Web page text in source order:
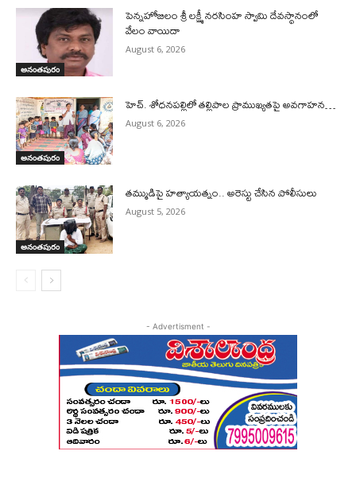
అనంతపురం
పెన్నహోబిలం శ్రీ లక్ష్మీ నరసింహ స్వామి దేవస్థానంలో
వేలం వాయిదా
August 6, 2026
అనంతపురం
హెచ్. శోధనపల్లిలో తల్లిపాల ప్రాముఖ్యతపై అవగాహన…
August 6, 2026
అనంతపురం
తమ్ముడిపై హత్యాయత్నం.. అరెస్టు చేసిన పోలీసులు
August 5, 2026
- Advertisment -